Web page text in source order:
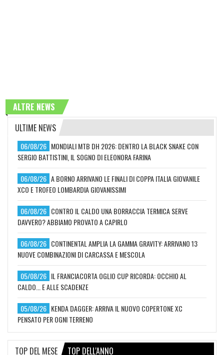
ALTRE NEWS
ULTIME NEWS
06/08/26 MONDIALI MTB DH 2026: DENTRO LA BLACK SNAKE CON
SERGIO BATTISTINI, IL SOGNO DI ELEONORA FARINA
06/08/26 A BORNO ARRIVANO LE FINALI DI COPPA ITALIA GIOVANILE
XCO E TROFEO LOMBARDIA GIOVANISSIMI
06/08/26 CONTRO IL CALDO UNA BORRACCIA TERMICA SERVE
DAVVERO? ABBIAMO PROVATO A CAPIRLO
06/08/26 CONTINENTAL AMPLIA LA GAMMA GRAVITY: ARRIVANO 13
NUOVE COMBINAZIONI DI CARCASSA E MESCOLA
05/08/26 IL FRANCIACORTA OGLIO CUP RICORDA: OCCHIO AL
CALDO... E ALLE SCADENZE
05/08/26 KENDA DAGGER: ARRIVA IL NUOVO COPERTONE XC
PENSATO PER OGNI TERRENO
TOP DEL MESE TOP DELL'ANNO